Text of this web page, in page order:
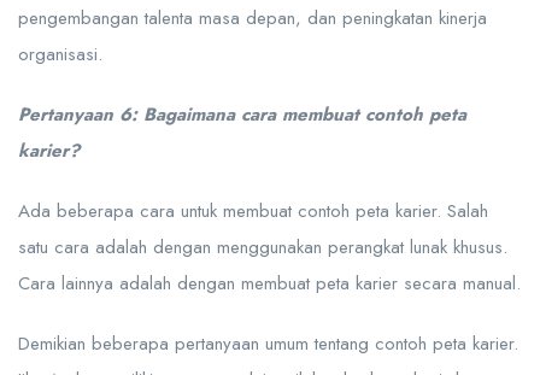
pengembangan talenta masa depan, dan peningkatan kinerja
organisasi.
Pertanyaan 6: Bagaimana cara membuat contoh peta
karier?
Ada beberapa cara untuk membuat contoh peta karier. Salah
satu cara adalah dengan menggunakan perangkat lunak khusus.
Cara lainnya adalah dengan membuat peta karier secara manual.
Demikian beberapa pertanyaan umum tentang contoh peta karier.